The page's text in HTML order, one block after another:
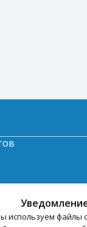
используем файлы